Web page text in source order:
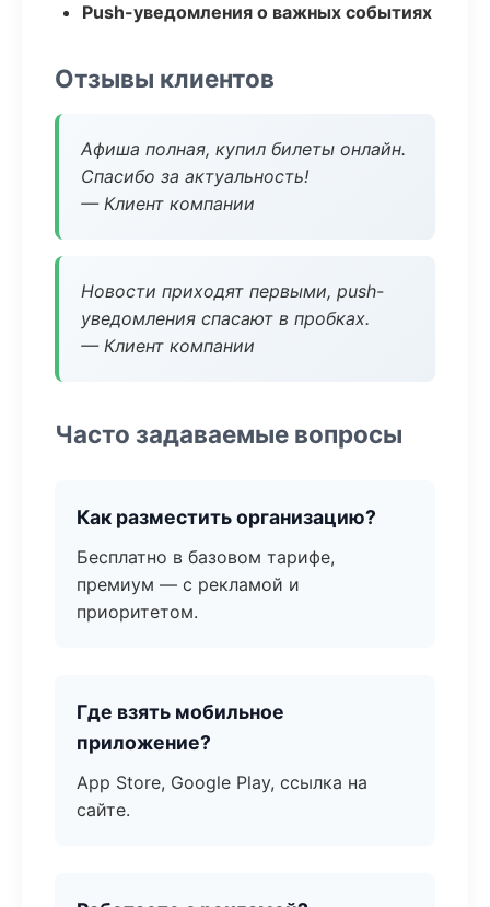
Push-уведомления о важных событиях
Отзывы клиентов
Афиша полная, купил билеты онлайн.
Спасибо за актуальность!
— Клиент компании
Новости приходят первыми, push-
уведомления спасают в пробках.
— Клиент компании
Часто задаваемые вопросы
Как разместить организацию?
Бесплатно в базовом тарифе,
премиум — с рекламой и
приоритетом.
Где взять мобильное
приложение?
App Store, Google Play, ссылка на
сайте.